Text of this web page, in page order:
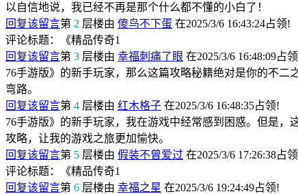
以自信地说，我已经不再是那个什么都不懂的小白了！
回复该留言第 2 层楼由 傻鸟不下蛋 在2025/3/6 16:43:24占领!
评论标题：《精品传奇1
回复该留言第 3 层楼由 幸福刺痛了眼 在2025/3/6 16:48:09占
76手游版》的新手玩家，那么这篇攻略秘籍绝对是你的不
弯路。
回复该留言第 4 层楼由 红木格子 在2025/3/6 16:48:35占领!
76手游版》的新手玩家，我在游戏中经常感到困惑。但是
攻略，让我的游戏之旅更加愉快。
回复该留言第 5 层楼由 假装不曾爱过 在2025/3/6 17:26:38占
评论标题：《精品传奇1
回复该留言第 6 层楼由 幸福之星 在2025/3/6 19:24:49占领!